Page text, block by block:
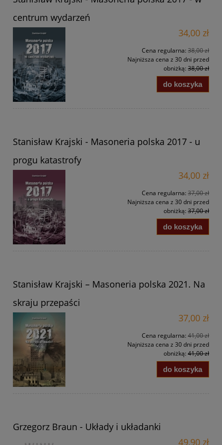
centrum wydarzeń
34,00 zł
Cena regularna: 38,00 zł
Najniższa cena z 30 dni przed
obniżką: 38,00 zł
do koszyka
Stanisław Krajski - Masoneria polska 2017 - u
progu katastrofy
34,00 zł
Cena regularna: 37,00 zł
Najniższa cena z 30 dni przed
obniżką: 37,00 zł
do koszyka
Stanisław Krajski – Masoneria polska 2021. Na
skraju przepaści
37,00 zł
Cena regularna: 41,00 zł
Najniższa cena z 30 dni przed
obniżką: 41,00 zł
do koszyka
Grzegorz Braun - Układy i układanki
49,90 zł